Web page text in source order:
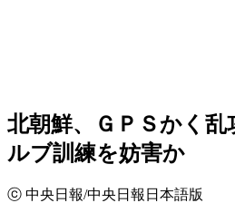
北朝鮮、ＧＰＳかく
ルブ訓練を妨害か
ⓒ 中央日報/中央日報日本語版